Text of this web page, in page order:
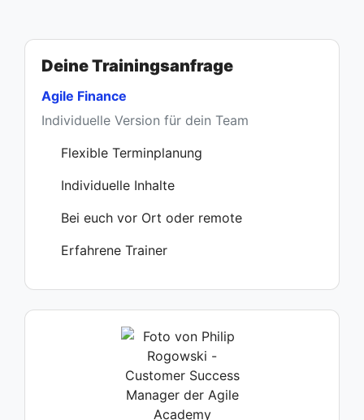
Deine Trainingsanfrage
Agile Finance
Individuelle Version für dein Team
Flexible Terminplanung
Individuelle Inhalte
Bei euch vor Ort oder remote
Erfahrene Trainer